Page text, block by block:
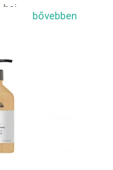
termékek
bővebben